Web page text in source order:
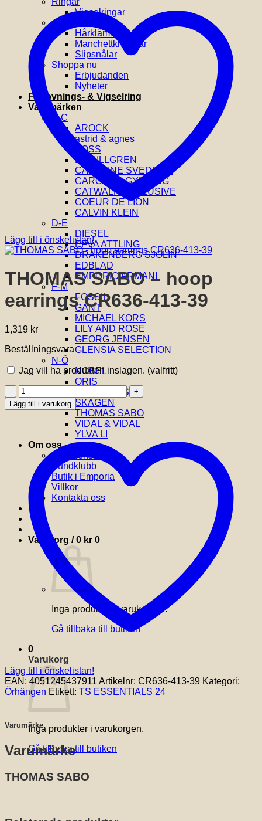
Vigselringar
Accessoarer
Hårklämmor
Manchettknappar
Slipsnålar
Shoppa nu
Erbjudanden
Nyheter
Förlovnings- & Vigselring
Varumärken
A-C
AROCK
astrid & agnes
BOSS
BY BILLGREN
CAROLINE SVEDBOM
CAROLINA GYNNING
CATWALK EXCLUSIVE
COEUR DE LION
CALVIN KLEIN
D-E
DIESEL
EFVA ATTLING
DRAKENBERG SJÖLIN
EDBLAD
EMPORIO ARMANI
F-M
FOSSIL
GANT
MICHAEL KORS
LILY AND ROSE
GEORG JENSEN
GLENSIA SELECTION
N-Ö
NOBEL
ORIS
SIF JAKOBS
SKAGEN
THOMAS SABO
VIDAL & VIDAL
YLVA LI
Om oss
Om Glensia
Kundklubb
Butik i Emporia
Villkor
Kontakta oss
Varukorg /0 kr 0
Inga produkter i varukorgen.
Gå tillbaka till butiken
0
Varukorg
Inga produkter i varukorgen.
Gå tillbaka till butiken
Lägg till i önskelistan!
THOMAS SABO – hoop
earrings CR636-413-39
1,319 kr
Beställningsvara
Jag vill ha produkten inslagen. (valfritt)
THOMAS
SABO
-
CR636-
mängd
Lägg till i varukorg
Lägg till i önskelistan!
EAN: 4051245437911 Artikelnr: CR636-413-39 Kategori:
Örhängen Etikett: TS ESSENTIALS 24
Varumärke
Varumärke
THOMAS SABO